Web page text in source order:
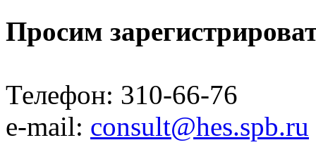
Просим
Телефон: 310-66-76
e-mail: consult@hes.spb.ru